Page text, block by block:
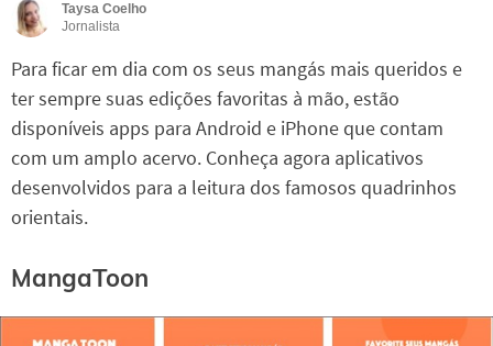
Taysa Coelho
Jornalista
Para ficar em dia com os seus mangás mais queridos e
ter sempre suas edições favoritas à mão, estão
disponíveis apps para Android e iPhone que contam
com um amplo acervo. Conheça agora aplicativos
desenvolvidos para a leitura dos famosos quadrinhos
orientais.
MangaToon